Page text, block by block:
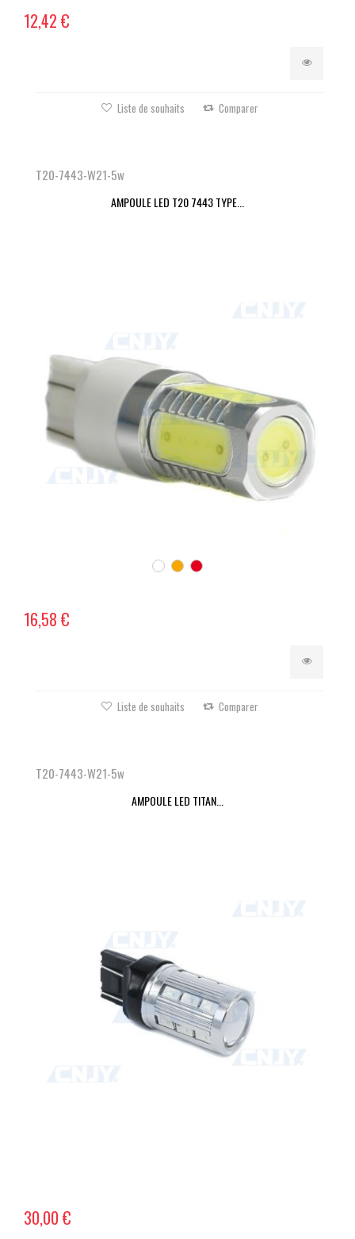
12,42 €
Liste de souhaits Comparer
T20-7443-W21-5w
AMPOULE LED T20 7443 TYPE...
16,58 €
Liste de souhaits Comparer
T20-7443-W21-5w
AMPOULE LED TITAN...
30,00 €